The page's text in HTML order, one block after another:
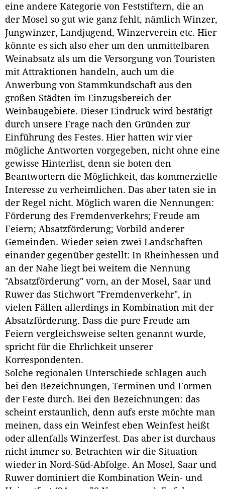
eine andere Kategorie von Feststiftern, die an
der Mosel so gut wie ganz fehlt, nämlich Winzer,
Jungwinzer, Landjugend, Winzerverein etc. Hier
könnte es sich also eher um den unmittelbaren
Weinabsatz als um die Versorgung von Touristen
mit Attraktionen handeln, auch um die
Anwerbung von Stammkundschaft aus den
großen Städten im Einzugsbereich der
Weinbaugebiete. Dieser Eindruck wird bestätigt
durch unsere Frage nach den Gründen zur
Einführung des Festes. Hier hatten wir vier
mögliche Antworten vorgegeben, nicht ohne eine
gewisse Hinterlist, denn sie boten den
Beantwortern die Möglichkeit, das kommerzielle
Interesse zu verheimlichen. Das aber taten sie in
der Regel nicht. Möglich waren die Nennungen:
Förderung des Fremdenverkehrs; Freude am
Feiern; Absatzförderung; Vorbild anderer
Gemeinden. Wieder seien zwei Landschaften
einander gegenüber gestellt: In Rheinhessen und
an der Nahe liegt bei weitem die Nennung
"Absatzförderung" vorn, an der Mosel, Saar und
Ruwer das Stichwort "Fremdenverkehr", in
vielen Fällen allerdings in Kombination mit der
Absatzförderung. Dass die pure Freude am
Feiern vergleichsweise selten genannt wurde,
spricht für die Ehrlichkeit unserer
Korrespondenten.
Solche regionalen Unterschiede schlagen auch
bei den Bezeichnungen, Terminen und Formen
der Feste durch. Bei den Bezeichnungen: das
scheint erstaunlich, denn aufs erste möchte man
meinen, dass ein Weinfest eben Weinfest heißt
oder allenfalls Winzerfest. Das aber ist durchaus
nicht immer so. Betrachten wir die Situation
wieder in Nord-Süd-Abfolge. An Mosel, Saar und
Ruwer dominiert die Kombination Wein- und